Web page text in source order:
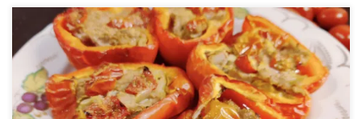
INGREDIENTAI: 0.5kg vištienos ar kalakutienos faršo 4 didelės
raudonos paprikos Žiupsnelis pipirų Žiupsnelis druskos
Žiupsnelis aitrios paprikos prieskonių 3 skiltelės česnako,
susmulkinto Sauja mini pomidorų Alyvuogių aliejaus PARUOŠIMAS: